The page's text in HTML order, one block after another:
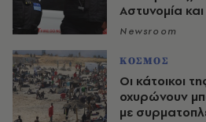
Αστυνομία
Newsroom
ΚΟΣΜΟΣ
Οι κάτοικοι
οχυρώνουν
με